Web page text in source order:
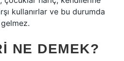
kullanırlar ve bu durumda
gelmez.
NE DEMEK?